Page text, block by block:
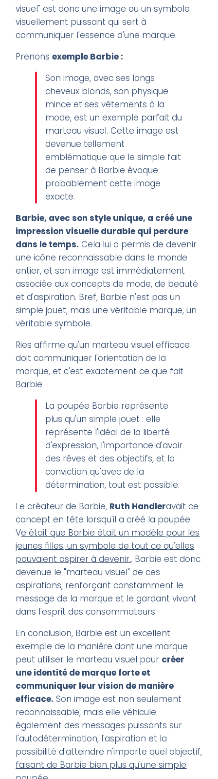
visuel" est donc une image ou un symbole
visuellement puissant qui sert à
communiquer l'essence d'une marque.
Prenonsexemple Barbie :
Son image, avec ses longs
cheveux blonds, son physique
mince et ses vêtements à la
mode, est un exemple parfait du
marteau visuel. Cette image est
devenue tellement
emblématique que le simple fait
de penser à Barbie évoque
probablement cette image
exacte.
Barbie, avec son style unique, a créé une
impression visuelle durable qui perdure
dans le temps. Cela lui a permis de devenir
une icône reconnaissable dans le monde
entier, et son image est immédiatement
associée aux concepts de mode, de beauté
et d'aspiration. Bref, Barbie n'est pas un
simple jouet, mais une véritable marque, un
véritable symbole.
Ries affirme qu'un marteau visuel efficace
doit communiquer l'orientation de la
marque, et c'est exactement ce que fait
Barbie.
La poupée Barbie représente
plus qu'un simple jouet : elle
représente l'idéal de la liberté
d'expression, l'importance d'avoir
des rêves et des objectifs, et la
conviction qu'avec de la
détermination, tout est possible.
Le créateur de Barbie, Ruth Handleravait ce
concept en tête lorsqu'il a créé la poupée.
Ve était que Barbie était un modèle pour les
jeunes filles, un symbole de tout ce qu'elles
pouvaient aspirer à devenir.. Barbie est donc
devenue le "marteau visuel" de ces
aspirations, renforçant constamment le
message de la marque et le gardant vivant
dans l'esprit des consommateurs.
En conclusion, Barbie est un excellent
exemple de la manière dont une marque
peut utiliser le marteau visuel pour créer
une identité de marque forte et
communiquer leur vision de manière
efficace. Son image est non seulement
reconnaissable, mais elle véhicule
également des messages puissants sur
l'autodétermination, l'aspiration et la
possibilité d'atteindre n'importe quel objectif,
faisant de Barbie bien plus qu'une simple